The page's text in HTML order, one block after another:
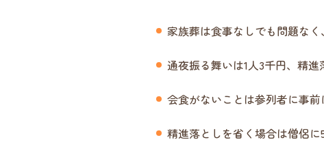
家族葬は食事なしでも問題な
通夜振る舞いは1人3千円、精
会食がないことは参列者に事
精進落としを省く場合は僧侶